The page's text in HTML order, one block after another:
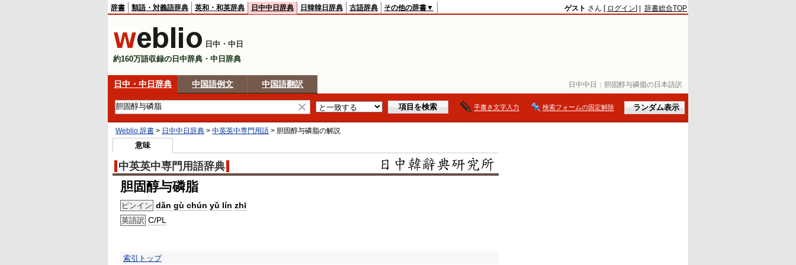
日中中日： 胆固醇与磷脂の日本語訳
辞書 類語・対義語辞典 英和・和英辞典 日中中日辞典 日韓韓日辞典 古語辞典 その他の辞書▼ ゲスト さん [ ログイン] | 辞書総合TOP
日中・中日
約160万語収録の日中辞典・中日辞典
日中・中日辞典 中国語例文 中国語翻訳
手書き文字入力 検索フォームの固定解除
Weblio 辞書 > 日中中日辞典 > 中英英中専門用語 > 胆固醇与磷脂の解説
意味
中英英中専門用語辞典
胆固醇与磷脂
ピンイン dǎn gù chún yǔ lín zhī
英語訳 C/PL
索引トップ